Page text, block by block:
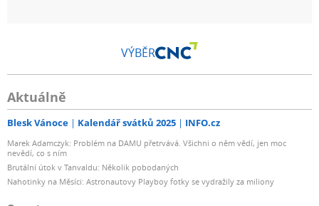
VÝBĚR
Aktuálně
Blesk Vánoce Kalendář svátků 2025 INFO.cz
Marek Adamczyk: Problém na DAMU přetrvává. Všichni o něm vědí, jen moc
nevědí, co s ním
Brutální útok v Tanvaldu: Několik pobodaných
Nahotinky na Měsíci: Astronautovy Playboy fotky se vydražily za miliony